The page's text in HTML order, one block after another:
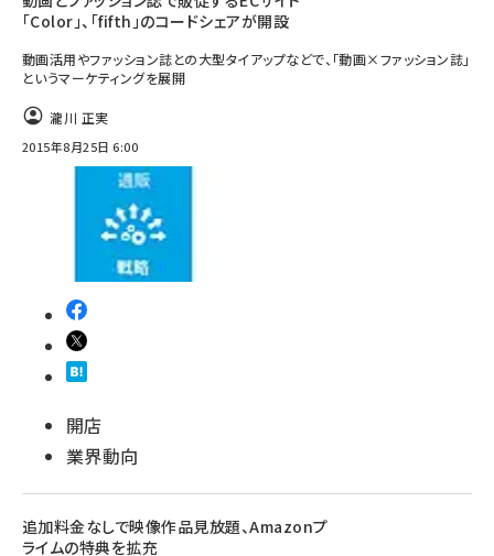
「Color」、「fifth」のコードシェアが開設
動画活用やファッション誌との大型タイアップなどで、「動画×ファッション誌」
というマーケティングを展開
瀧川 正実
2015年8月25日 6:00
開店
業界動向
追加料金なしで映像作品見放題、Amazonプ
ライムの特典を拡充